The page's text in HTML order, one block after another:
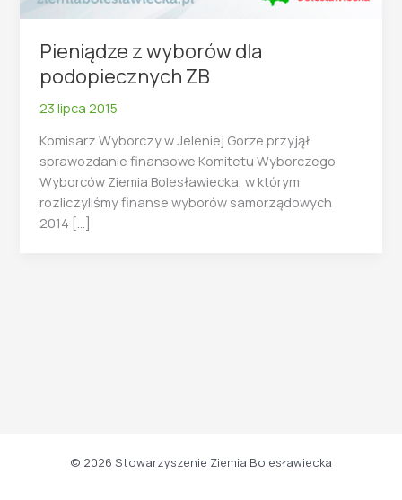
Pieniądze z wyborów dla
podopiecznych ZB
23 lipca 2015
Komisarz Wyborczy w Jeleniej Górze przyjął
sprawozdanie finansowe Komitetu Wyborczego
Wyborców Ziemia Bolesławiecka, w którym
rozliczyliśmy finanse wyborów samorządowych
2014 […]
© 2026 Stowarzyszenie Ziemia Bolesławiecka